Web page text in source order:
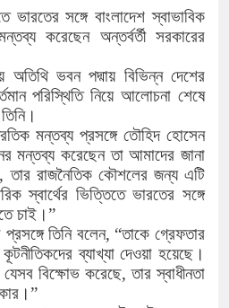
‘গুলশানের চামেলি’তে ভিন্ন রূপে
চরিত্রে
সারজিস-পাটোয়ারীসহ ১০ জনের
গুলশান থেকে সাবেক মন্ত্রী লতিফ
‘স্কুটি নাকি গোল্ড?’ ক্যাম্পেইনের
ব্র্যান্ড, বাড়ল ক্যাম্পেইনের মেয়াদ
সংবিধান অনুযায়ী যথাসময়ে রাষ্ট্রপতি
১৫২২ পুলিশ সদস্যকে চাকরিতে
ভারতের সঙ্গে বাংলাদেশ স্বাভাবিক
করেছেন অন্তর্বর্তী সরকারের
ভবন পদ্মায় বিভিন্ন দেশের
পরিস্থিতি নিয়ে আলোচনা শেষে
মন্তব্য প্রসঙ্গে তৌহিদ হোসেন
মন্তব্য করেছেন তা আমাদের জানা
রাজনৈতিক কৌশলের জন্য এটি
স্বার্থের ভিত্তিতে ভারতের সঙ্গে
চাই।”
তিনি বলেন, “তাকে গ্রেফতার
ব্যাখ্যা দেওয়া হয়েছে।
বিক্ষোভ করেছে, তার স্বাধীনতা